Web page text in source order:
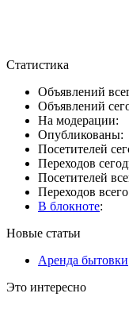
Статистика
Объявлений
Объявлений
На модерации:
Опубликованы:
Посетителей
Переходов
Посетителей
Переходов
В блокноте:
Новые статьи
Аренда бытовки
Это интересно